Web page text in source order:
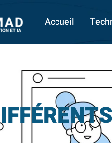
Accueil